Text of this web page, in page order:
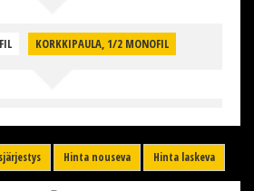
KORKKIPAULA, 1/2 MONOFIL
Hinta nouseva Hinta laskeva